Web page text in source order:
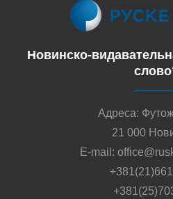
Новинско-
Адреса:
21 000
E-mail: